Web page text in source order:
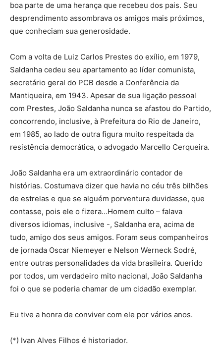
boa parte de uma herança que recebeu dos pais. Seu
desprendimento assombrava os amigos mais próximos,
que conheciam sua generosidade.
Com a volta de Luiz Carlos Prestes do exílio, em 1979,
Saldanha cedeu seu apartamento ao líder comunista,
secretário geral do PCB desde a Conferência da
Mantiqueira, em 1943. Apesar de sua ligação pessoal
com Prestes, João Saldanha nunca se afastou do Partido,
concorrendo, inclusive, à Prefeitura do Rio de Janeiro,
em 1985, ao lado de outra figura muito respeitada da
resistência democrática, o advogado Marcello Cerqueira.
João Saldanha era um extraordinário contador de
histórias. Costumava dizer que havia no céu três bilhões
de estrelas e que se alguém porventura duvidasse, que
contasse, pois ele o fizera…Homem culto – falava
diversos idiomas, inclusive -, Saldanha era, acima de
tudo, amigo dos seus amigos. Foram seus companheiros
de jornada Oscar Niemeyer e Nelson Werneck Sodré,
entre outras personalidades da vida brasileira. Querido
por todos, um verdadeiro mito nacional, João Saldanha
foi o que se poderia chamar de um cidadão exemplar.
Eu tive a honra de conviver com ele por vários anos.
(*) Ivan Alves Filhos é historiador.